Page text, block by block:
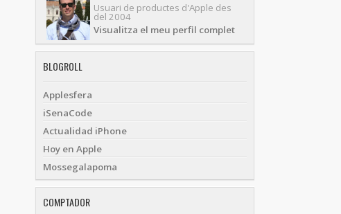
Usuari de productes d'Apple des
del 2004
Visualitza el meu perfil complet
BLOGROLL
Applesfera
iSenaCode
Actualidad iPhone
Hoy en Apple
Mossegalapoma
COMPTADOR